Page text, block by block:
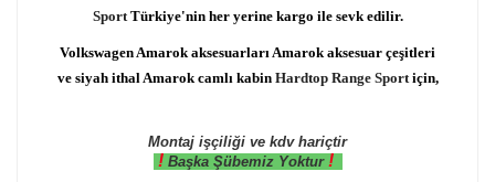
SportTürkiye'nin her yerine kargo ile sevk edilir.
Volkswagen Amarok aksesuarları Amarok aksesuar çeşitleri
ve siyah ithal Amarok camlı kabin Hardtop Range Sportiçin,
Montaj işçiliği ve kdv hariçtir
! Başka Şübemiz Yoktur !